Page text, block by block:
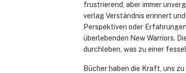
frustrierend, aber immer
verlag Verständnis erinnert
Perspektiven oder
überlebenden New Warriors.
durchleben, was zu einer
Bücher haben die Kraft, uns